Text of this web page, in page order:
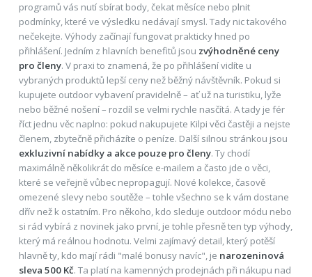
programů vás nutí sbírat body, čekat měsíce nebo plnit
podmínky, které ve výsledku nedávají smysl. Tady nic takového
nečekejte. Výhody začínají fungovat prakticky hned po
přihlášení. Jedním z hlavních benefitů jsou zvýhodněné ceny
pro členy. V praxi to znamená, že po přihlášení vidíte u
vybraných produktů lepší ceny než běžný návštěvník. Pokud si
kupujete outdoor vybavení pravidelně – ať už na turistiku, lyže
nebo běžné nošení – rozdíl se velmi rychle nasčítá. A tady je fér
říct jednu věc naplno: pokud nakupujete Kilpi věci častěji a nejste
členem, zbytečně přicházíte o peníze. Další silnou stránkou jsou
exkluzivní nabídky a akce pouze pro členy. Ty chodí
maximálně několikrát do měsíce e-mailem a často jde o věci,
které se veřejně vůbec nepropagují. Nové kolekce, časově
omezené slevy nebo soutěže – tohle všechno se k vám dostane
dřív než k ostatním. Pro někoho, kdo sleduje outdoor módu nebo
si rád vybírá z novinek jako první, je tohle přesně ten typ výhody,
který má reálnou hodnotu. Velmi zajímavý detail, který potěší
hlavně ty, kdo mají rádi "malé bonusy navíc", je narozeninová
sleva 500 Kč. Ta platí na kamenných prodejnách při nákupu nad